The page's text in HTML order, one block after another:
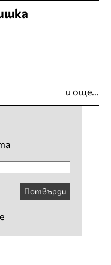
и още...
Потвърди